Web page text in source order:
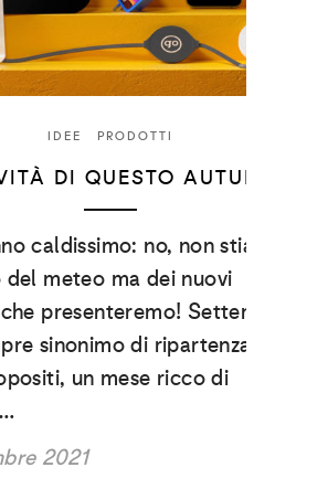
IDEE PRODOTTI
DI QUESTO AUTUNNO
caldissimo: no, non stiamo
meteo ma dei nuovi
presenteremo! Settembre
sinonimo di ripartenza e di
un mese ricco di
2021